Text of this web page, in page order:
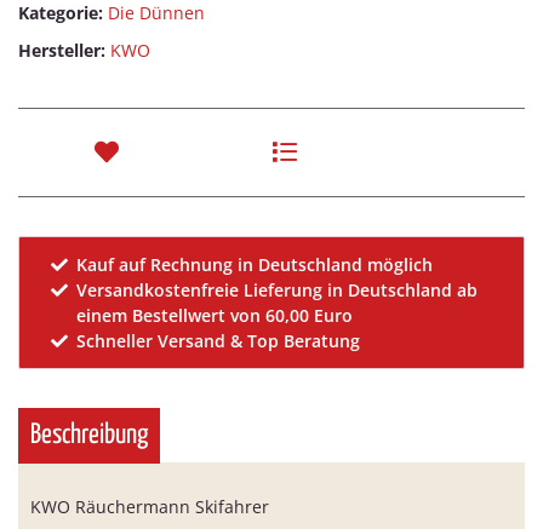
Kategorie: Die Dünnen
Hersteller: KWO
Kauf auf Rechnung in Deutschland möglich
Versandkostenfreie Lieferung in Deutschland ab
einem Bestellwert von 60,00 Euro
Schneller Versand & Top Beratung
Beschreibung
KWO Räuchermann Skifahrer